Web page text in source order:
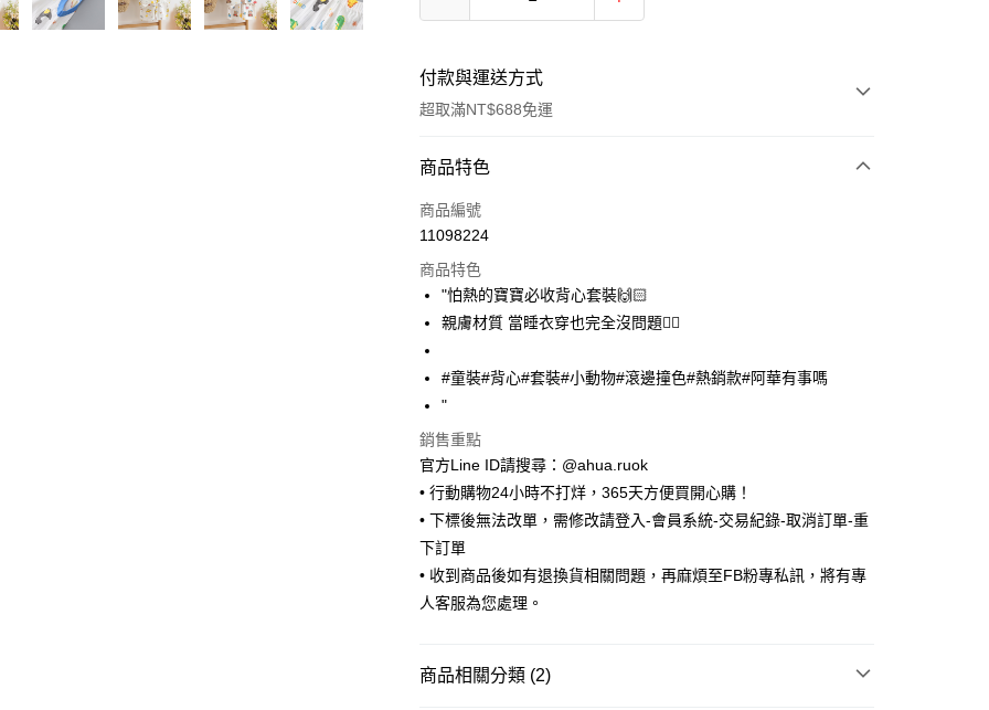
付款與運送方式
超取滿NT$688免運
付款方式
信用卡一次付款
LINE Pay
Apple Pay
街口支付
悠遊付
Google Pay
ATM付款
運送方式
全家取貨付款
付款後全家取貨
商品特色
商品編號
11098224
商品特色
"怕熱的寶寶必收背心套裝🙌🏻
親膚材質 當睡衣穿也完全沒問題👌🏻
#童裝#背心#套裝#小動物#滾邊撞色#熱銷款#阿華有事嗎
"
銷售重點
官方Line ID請搜尋：@ahua.ruok
• 行動購物24小時不打烊，365天方便買開心購！
• 下標後無法改單，需修改請登入-會員系統-交易紀錄-取消訂單-重
下訂單
• 收到商品後如有退換貨相關問題，再麻煩至FB粉專私訊，將有專
人客服為您處理。
商品相關分類 (2)